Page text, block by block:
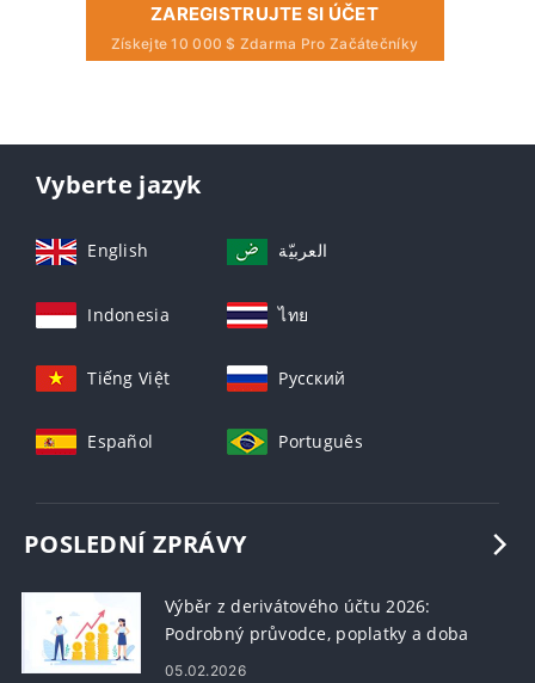
ZAREGISTRUJTE SI ÚČET
Získejte 10 000 $ Zdarma Pro Začátečníky
Vyberte jazyk
English العربيّة
Indonesia ไทย
Tiếng Việt Русский
Español Português
POSLEDNÍ ZPRÁVY
Výběr z derivátového účtu 2026:
Podrobný průvodce, poplatky a doba
zpracování
05.02.2026